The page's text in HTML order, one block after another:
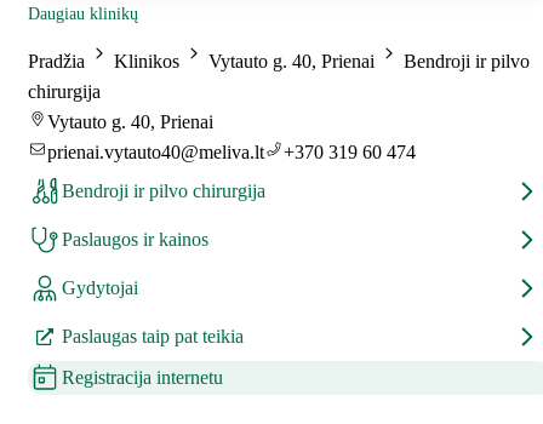
Daugiau klinikų
Pradžia Klinikos Vytauto g. 40, Prienai
Bendroji ir pilvo
chirurgija
Vytauto g. 40, Prienai
prienai.vytauto40@meliva.lt
+370 319 60 474
Bendroji ir pilvo chirurgija
Paslaugos ir kainos
Gydytojai
Paslaugas taip pat teikia
Registracija internetu